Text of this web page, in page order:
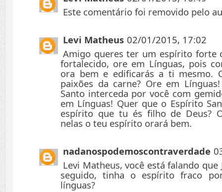
Este comentário foi removido pelo
Levi Matheus 02/01/2015, 17:02
Amigo queres ter um espírito forte
fortalecido, ore em Línguas, pois
ora bem e edificarás a ti mesmo.
paixões da carne? Ore em
Santo interceda por você com
em Línguas! Quer que o Espírito
espírito que tu és filho de Deus?
nelas o teu espírito orará bem.
nadanospodemoscontraverdade
Levi Matheus, você está falando que
seguido, tinha o espírito fraco
línguas?